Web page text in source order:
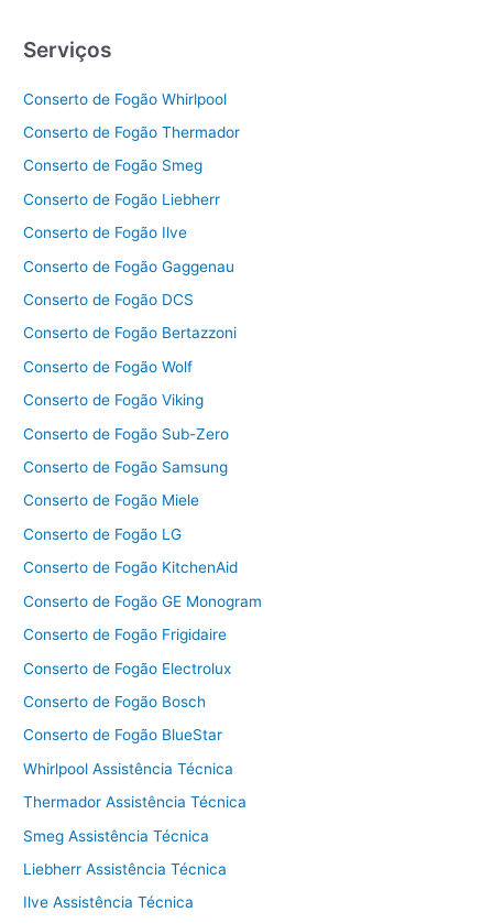
Serviços
Conserto de Fogão Whirlpool
Conserto de Fogão Thermador
Conserto de Fogão Smeg
Conserto de Fogão Liebherr
Conserto de Fogão Ilve
Conserto de Fogão Gaggenau
Conserto de Fogão DCS
Conserto de Fogão Bertazzoni
Conserto de Fogão Wolf
Conserto de Fogão Viking
Conserto de Fogão Sub-Zero
Conserto de Fogão Samsung
Conserto de Fogão Miele
Conserto de Fogão LG
Conserto de Fogão KitchenAid
Conserto de Fogão GE Monogram
Conserto de Fogão Frigidaire
Conserto de Fogão Electrolux
Conserto de Fogão Bosch
Conserto de Fogão BlueStar
Whirlpool Assistência Técnica
Thermador Assistência Técnica
Smeg Assistência Técnica
Liebherr Assistência Técnica
Ilve Assistência Técnica